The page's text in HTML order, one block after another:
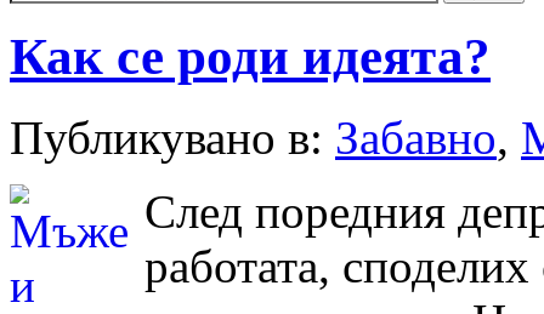
Как се роди идеята?
Публикувано в: Забавно,
След поредния
работата,